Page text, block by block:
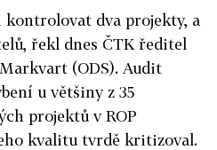
dva projekty, a
řekl dnes ČTK ředitel
(ODS). Audit
u většiny z 35
projektů v ROP
kvalitu tvrdě kritizoval.